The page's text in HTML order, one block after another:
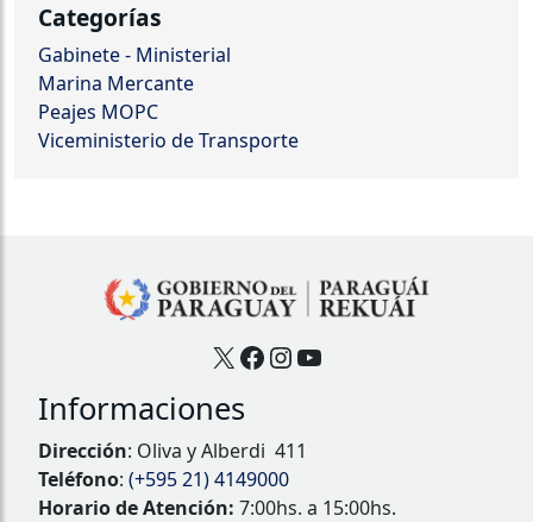
Categorías
Gabinete - Ministerial
Marina Mercante
Peajes MOPC
Viceministerio de Transporte
X Facebook
Instagram
YouTube
Informaciones
Dirección: Oliva y Alberdi 411
Teléfono: (+595 21) 4149000
Horario de Atención: 7:00hs. a 15:00hs.